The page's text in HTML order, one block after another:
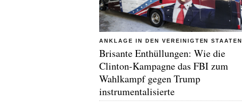
ANKLAGE IN DEN VEREINIGTEN STAATEN
Brisante Enthüllungen: Wie die
Clinton-Kampagne das FBI zum
Wahlkampf gegen Trump
instrumentalisierte